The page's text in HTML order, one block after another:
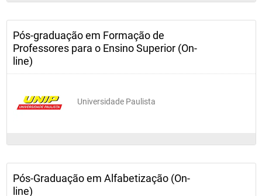
Pós-graduação em Formação de
Professores para o Ensino Superior (On-
line)
Universidade Paulista
Pós-Graduação em Alfabetização (On-
line)